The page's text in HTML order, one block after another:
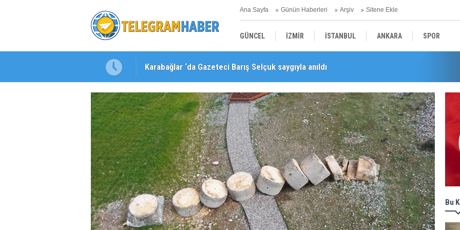
Ana Sayfa Günün Haberleri Arşiv Sitene Ekle
GÜNCEL İZMİR İSTANBUL ANKARA SPOR
YEREL SAĞLIK
Karabağlar ‘da Gazeteci Barış Selçuk saygıyla anıldı
Bu